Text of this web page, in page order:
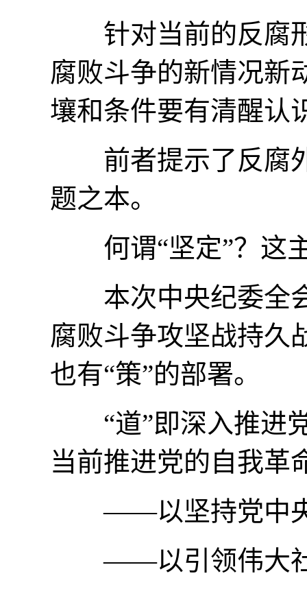
针对当前的反腐形
腐败斗争的新情况新
壤和条件要有清醒认
前者提示了反腐外
题之本。
何谓“坚定”？这主
本次中央纪委全会
腐败斗争攻坚战持久
也有“策”的部署。
“道”即深入推进党
当前推进党的自我革
——以坚持党中央
——以引领伟大社